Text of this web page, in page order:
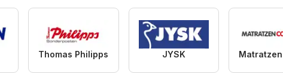
Thomas Philipps JYSK